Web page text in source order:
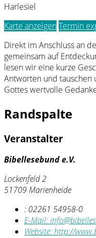
Harlesiel
Karte anzeigenTermin
Direkt im Anschluss an
gemeinsam auf
lesen wir eine kurze
Antworten und tauschen
Gottes wertvolle
Randspalte
Veranstalter
Bibellesebund e.V.
Lockenfeld 2
51709 Marienheide
: 02261 54958-0
E-Mail:
Website:http://